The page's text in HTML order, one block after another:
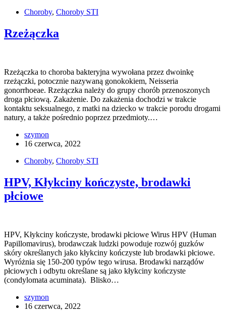
Choroby, Choroby STI
Rzeżączka
Rzeżączka to choroba bakteryjna wywołana przez dwoinkę
rzeżączki, potocznie nazywaną gonokokiem, Neisseria
gonorrhoeae. Rzeżączka należy do grupy chorób przenoszonych
droga płciową. Zakażenie. Do zakażenia dochodzi w trakcie
kontaktu seksualnego, z matki na dziecko w trakcie porodu drogami
natury, a także pośrednio poprzez przedmioty.…
szymon
16 czerwca, 2022
Choroby, Choroby STI
HPV, Kłykciny kończyste, brodawki
płciowe
HPV, Kłykciny kończyste, brodawki płciowe Wirus HPV (Human
Papillomavirus), brodawczak ludzki powoduje rozwój guzków
skóry określanych jako kłykciny kończyste lub brodawki płciowe.
Wyróżnia się 150-200 typów tego wirusa. Brodawki narządów
płciowych i odbytu określane są jako kłykciny kończyste
(condylomata acuminata). Blisko…
szymon
16 czerwca, 2022